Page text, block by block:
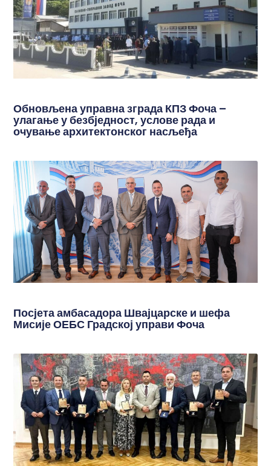
Обновљена управна зграда КПЗ Фоча –
улагање у безбједност, услове рада и
очување архитектонског насљеђа
Посјета амбасадора Швајцарске и шефа
Мисије ОЕБС Градској управи Фоча